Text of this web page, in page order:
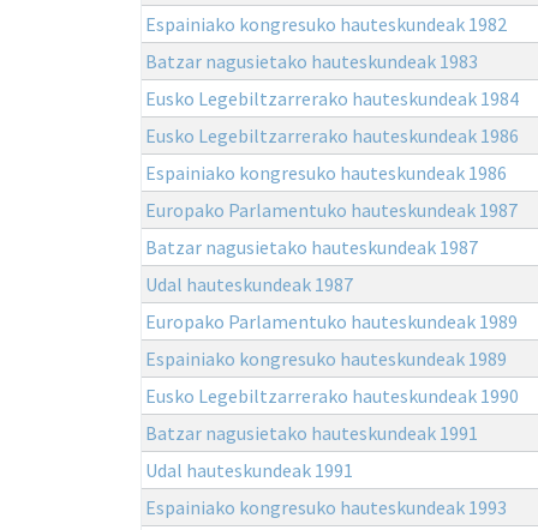
Espainiako kongresuko hauteskundeak 1982
Batzar nagusietako hauteskundeak 1983
Eusko Legebiltzarrerako hauteskundeak 1984
Eusko Legebiltzarrerako hauteskundeak 1986
Espainiako kongresuko hauteskundeak 1986
Europako Parlamentuko hauteskundeak 1987
Batzar nagusietako hauteskundeak 1987
Udal hauteskundeak 1987
Europako Parlamentuko hauteskundeak 1989
Espainiako kongresuko hauteskundeak 1989
Eusko Legebiltzarrerako hauteskundeak 1990
Batzar nagusietako hauteskundeak 1991
Udal hauteskundeak 1991
Espainiako kongresuko hauteskundeak 1993